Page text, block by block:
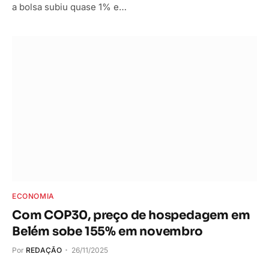
a bolsa subiu quase 1% e…
ECONOMIA
Com COP30, preço de hospedagem em
Belém sobe 155% em novembro
Por REDAÇÃO 26/11/2025